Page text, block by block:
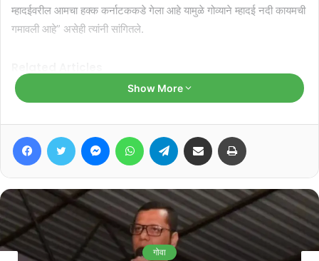
म्हादईवरील आमचा हक्क कर्नाटककडे गेला आहे यामुळे गोव्याने म्हादई नदी कायमची
गमावली आहे” असेही त्यांनी सांगितले.
मूलभूत सुविधांकडे दुर्लक्षाचा काँग्रेसचा आरोप
August 8, 2026
मडगाव पोलीस स्थानक व पोलीस निवासी
वसाहतीची करा नव्याने उभारणी : प्रभव नायक
August 7, 2026
Show More
FacebookTwitter MessengerWhatsAppTelegram Share via Email
गोवा